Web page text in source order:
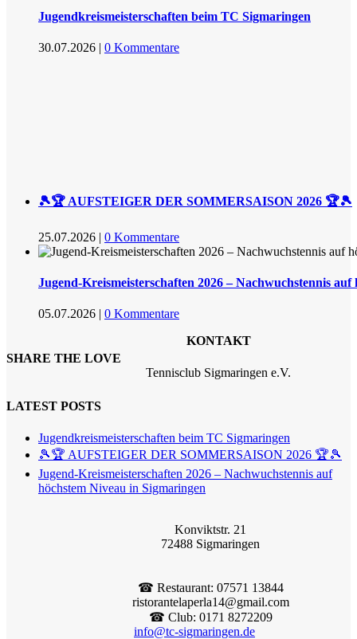
Jugendkreismeisterschaften beim TC Sigmaringen
30.07.2026 | 0 Kommentare
🎾🏆 AUFSTEIGER DER SOMMERSAISON 2026 🏆🎾
25.07.2026 | 0 Kommentare
Jugend-Kreismeisterschaften 2026 – Nachwuchstennis
05.07.2026 0 Kommentare
SHARE THE LOVE
LATEST POSTS
Jugendkreismeisterschaften beim TC Sigmaringen
🎾🏆 AUFSTEIGER DER SOMMERSAISON 2026 🏆🎾
Jugend-Kreismeisterschaften 2026 – Nachwuchstennis auf
höchstem Niveau in Sigmaringen
KONTAKT
Tennisclub Sigmaringen e.V.
Konviktstr. 21
72488 Sigmaringen
☎︎ Restaurant: 07571 13844
ristorantelaperla14@gmail.com
☎︎ Club: 0171 8272209
info@tc-sigmaringen.de